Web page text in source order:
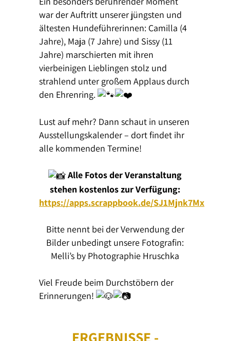
war der Auftritt unserer jüngsten und
ältesten Hundeführerinnen: Camilla (4
Jahre), Maja (7 Jahre) und Sissy (11
Jahre) marschierten mit ihren
vierbeinigen Lieblingen stolz und
strahlend unter großem Applaus durch
den Ehrenring.
Lust auf mehr? Dann schaut in unseren
Ausstellungskalender – dort findet ihr
alle kommenden Termine!
Alle Fotos der Veranstaltung
stehen kostenlos zur Verfügung:
https://apps.scrappbook.de/SJ1Mjnk7Mx
Bitte nennt bei der Verwendung der
Bilder unbedingt unsere Fotografin:
Melli’s by Photographie Hruschka
Viel Freude beim Durchstöbern der
Erinnerungen!
ERGEBNISSE -